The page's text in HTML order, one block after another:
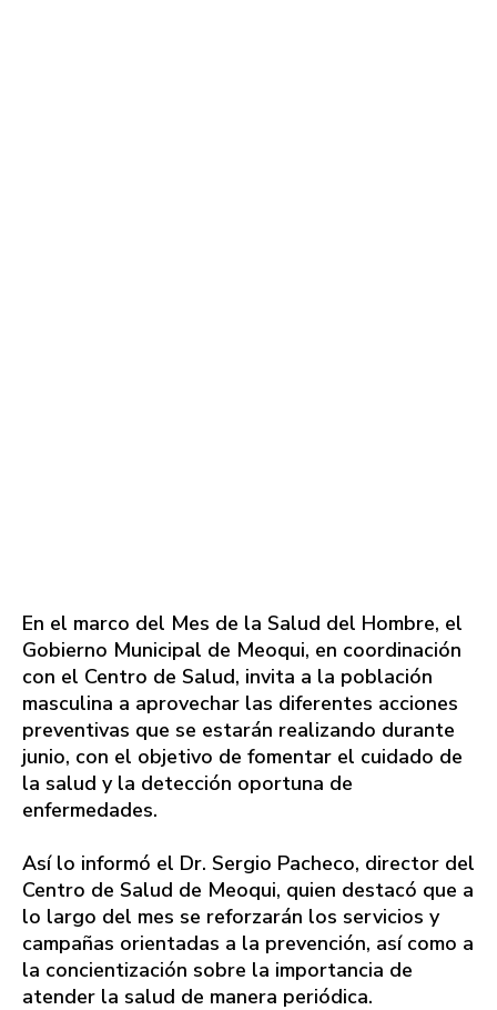
En el marco del Mes de la Salud del Hombre, el
Gobierno Municipal de Meoqui, en coordinación
con el Centro de Salud, invita a la población
masculina a aprovechar las diferentes acciones
preventivas que se estarán realizando durante
junio, con el objetivo de fomentar el cuidado de
la salud y la detección oportuna de
enfermedades.
Así lo informó el Dr. Sergio Pacheco, director del
Centro de Salud de Meoqui, quien destacó que a
lo largo del mes se reforzarán los servicios y
campañas orientadas a la prevención, así como a
la concientización sobre la importancia de
atender la salud de manera periódica.